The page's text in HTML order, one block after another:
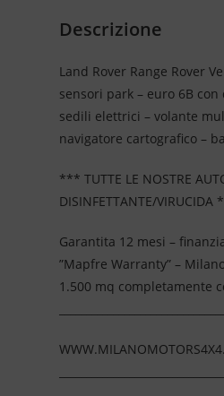
Descrizione
Land Rover Range Rover
sensori park – euro 6B
sedili elettrici – volante
navigatore cartografico –
*** TUTTE LE NOSTRE
DISINFETTANTE/VIRUCIDA
Garantita 12 mesi –
”Mapfre Warranty” –
1.500 mq completamente